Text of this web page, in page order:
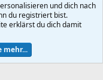
und Impressum Start
Ltd.
und dich nach
du registriert bist.
erklärst du dich damit
mehr...